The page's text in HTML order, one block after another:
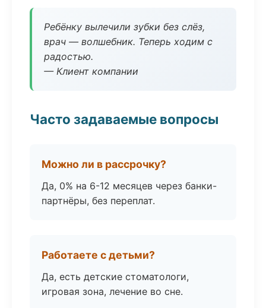
Ребёнку вылечили зубки без слёз,
врач — волшебник. Теперь ходим с
радостью.
— Клиент компании
Часто задаваемые вопросы
Можно ли в рассрочку?
Да, 0% на 6-12 месяцев через банки-
партнёры, без переплат.
Работаете с детьми?
Да, есть детские стоматологи,
игровая зона, лечение во сне.